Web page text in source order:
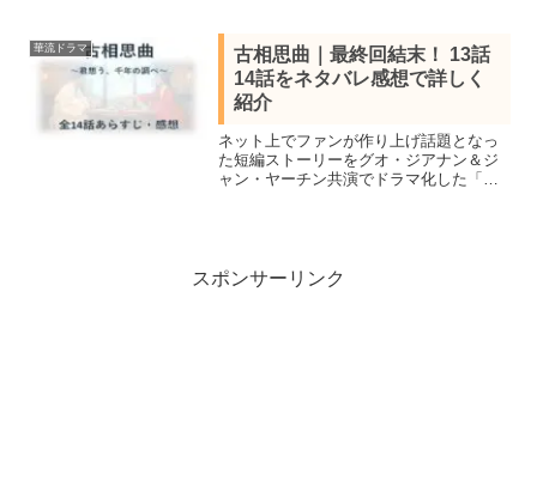
す。
華流ドラマ
古相思曲｜最終回結末！ 13話
14話をネタバレ感想で詳しく
紹介
ネット上でファンが作り上げ話題となっ
た短編ストーリーをグオ・ジアナン＆ジ
ャン・ヤーチン共演でドラマ化した「古
スポンサーリンク